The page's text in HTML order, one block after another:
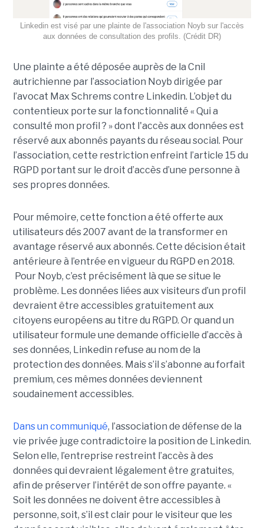
Linkedin est visé par une plainte de l'association Noyb sur l'accès
aux données de consultation des profils. (Crédit DR)
Une plainte a été déposée auprès de la Cnil
autrichienne par l’association Noyb dirigée par
l’avocat Max Schrems contre Linkedin. L’objet du
contentieux porte sur la fonctionnalité « Qui a
consulté mon profil ? » dont l'accès aux données est
réservé aux abonnés payants du réseau social. Pour
l’association, cette restriction enfreint l’article 15 du
RGPD portant sur le droit d’accès d’une personne à
ses propres données.
Pour mémoire, cette fonction a été offerte aux
utilisateurs dés 2007 avant de la transformer en
avantage réservé aux abonnés. Cette décision était
antérieure à l’entrée en vigueur du RGPD en 2018.
Pour Noyb, c’est précisément là que se situe le
problème. Les données liées aux visiteurs d’un profil
devraient être accessibles gratuitement aux
citoyens européens au titre du RGPD. Or quand un
utilisateur formule une demande officielle d’accès à
ses données, Linkedin refuse au nom de la
protection des données. Mais s’il s’abonne au forfait
premium, ces mêmes données deviennent
soudainement accessibles.
Dans un communiqué, l’association de défense de la
vie privée juge contradictoire la position de Linkedin.
Selon elle, l’entreprise restreint l’accès à des
données qui devraient légalement être gratuites,
afin de préserver l’intérêt de son offre payante. «
Soit les données ne doivent être accessibles à
personne, soit, s’il est clair pour le visiteur que les